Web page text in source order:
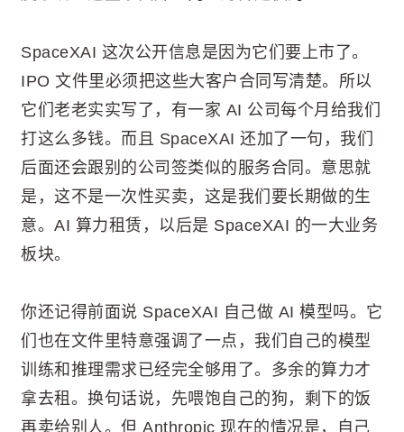
SpaceXAI 这次公开信息是因为它们要上市了。
IPO 文件里必须把这些大客户合同写清楚。所以
它们老老实实写了，有一家 AI 公司每个月给我们
打这么多钱。而且 SpaceXAI 还加了一句，我们
后面还会跟别的公司签类似的服务合同。意思就
是，这不是一次性买卖，这是我们要长期做的生
意。AI 算力租赁，以后是 SpaceXAI 的一大业务
板块。
你还记得前面说 SpaceXAI 自己做 AI 模型吗。它
们也在文件里特意强调了一点，我们自己的模型
训练和推理需求已经完全够用了。多余的算力才
拿去租。换句话说，先喂饱自己的狗，剩下的饭
再卖给别人。但 Anthropic 现在的情况是，自己